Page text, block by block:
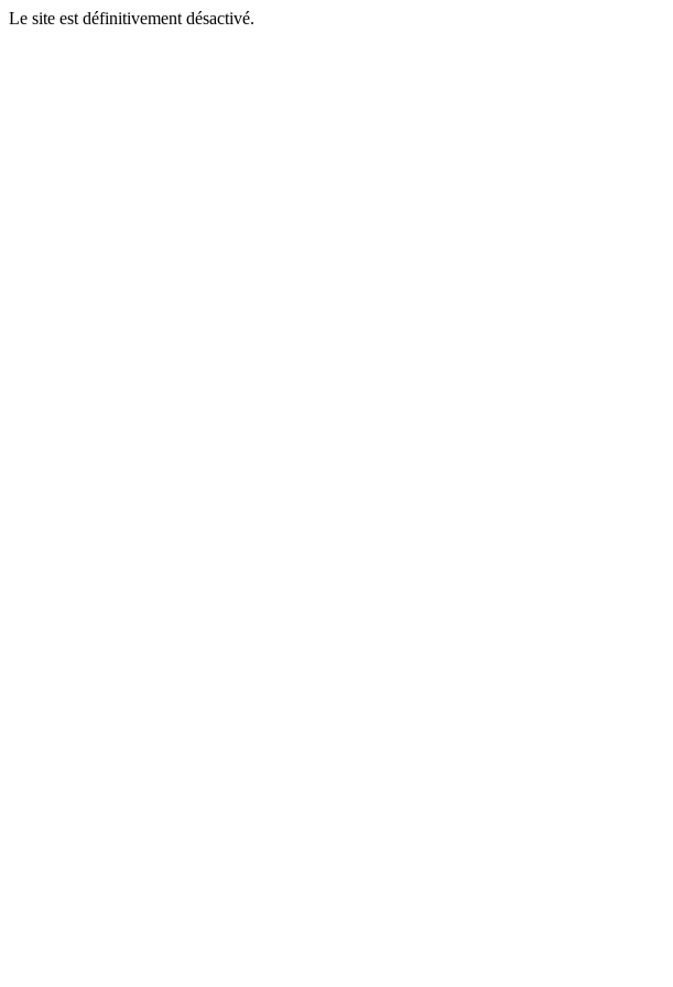
Le site est définitivement désactivé.